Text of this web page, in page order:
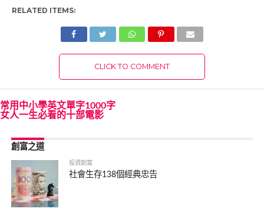
RELATED ITEMS:
CLICK TO COMMENT
常用中小學英文單字1000字
女人一生必看的十部電影
創富之道
投資創富
社會生存138個經典忠告